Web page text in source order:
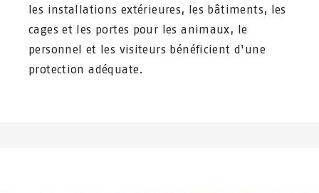
les installations extérieures, les bâtiments, les
cages et les portes pour les animaux, le
personnel et les visiteurs bénéficient d'une
protection adéquate.